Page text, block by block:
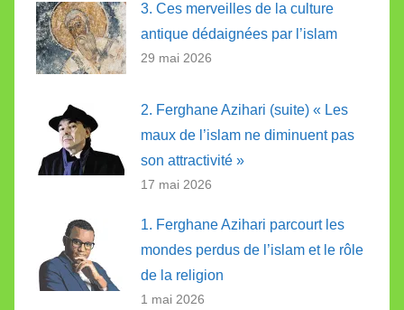
3. Ces merveilles de la culture
antique dédaignées par l’islam
29 mai 2026
2. Ferghane Azihari (suite) « Les
maux de l’islam ne diminuent pas
son attractivité »
17 mai 2026
1. Ferghane Azihari parcourt les
mondes perdus de l’islam et le rôle
de la religion
1 mai 2026